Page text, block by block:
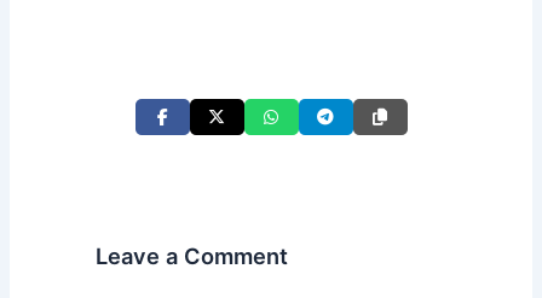
Leave a Comment